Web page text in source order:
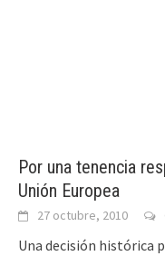
Por una tenencia
Unión Europea
27 octubre, 2010
Una decisión histórica